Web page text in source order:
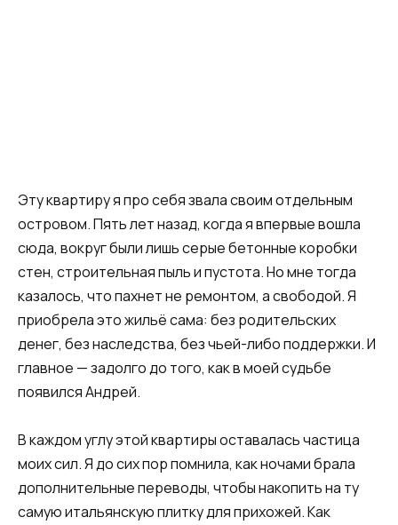
Эту квартиру я про себя звала своим отдельным
островом. Пять лет назад, когда я впервые вошла
сюда, вокруг были лишь серые бетонные коробки
стен, строительная пыль и пустота. Но мне тогда
казалось, что пахнет не ремонтом, а свободой. Я
приобрела это жильё сама: без родительских
денег, без наследства, без чьей-либо поддержки. И
главное — задолго до того, как в моей судьбе
появился Андрей.
В каждом углу этой квартиры оставалась частица
моих сил. Я до сих пор помнила, как ночами брала
дополнительные переводы, чтобы накопить на ту
самую итальянскую плитку для прихожей. Как